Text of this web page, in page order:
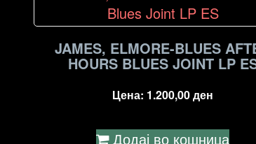
JAMES, ELMORE-BLUES
HOURS BLUES JOINT LP
Цена: 1.200,00ден
Додај во кошница